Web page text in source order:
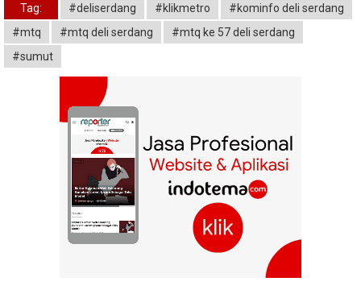
Tag: #deliserdang #klikmetro
#kominfo deli serdang
#mtq
#mtq deli serdang
#mtq ke 57 deli serdang
#sumut